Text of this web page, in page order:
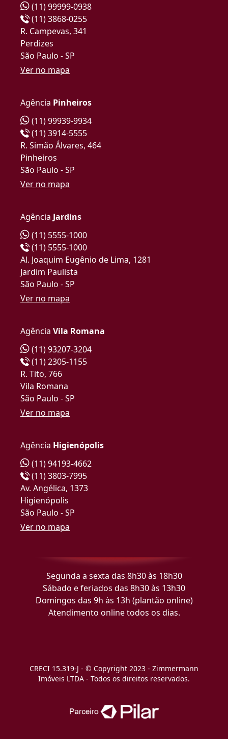
(11) 99999-0938
(11) 3868-0255
R. Campevas, 341
Perdizes
São Paulo - SP
Ver no mapa
Agência Pinheiros
(11) 99939-9934
(11) 3914-5555
R. Simão Álvares, 464
Pinheiros
São Paulo - SP
Ver no mapa
Agência Jardins
(11) 5555-1000
(11) 5555-1000
Al. Joaquim Eugênio de Lima, 1281
Jardim Paulista
São Paulo - SP
Ver no mapa
Agência Vila Romana
(11) 93207-3204
(11) 2305-1155
R. Tito, 766
Vila Romana
São Paulo - SP
Ver no mapa
Agência Higienópolis
(11) 94193-4662
(11) 3803-7995
Av. Angélica, 1373
Higienópolis
São Paulo - SP
Ver no mapa
Segunda a sexta das 8h30 às 18h30
Sábado e feriados das 8h30 às 13h30
Domingos das 9h às 13h (plantão online)
Atendimento online todos os dias.
CRECI 15.319-J - © Copyright 2023 - Zimmermann
Imóveis LTDA - Todos os direitos reservados.